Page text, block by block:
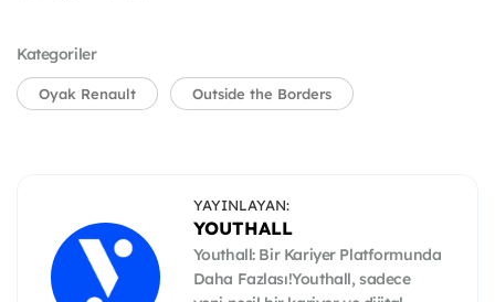
Kategoriler
Oyak Renault Outside the Borders
YAYINLAYAN:
YOUTHALL
Youthall: Bir Kariyer Platformunda
Daha Fazlası!Youthall, sadece